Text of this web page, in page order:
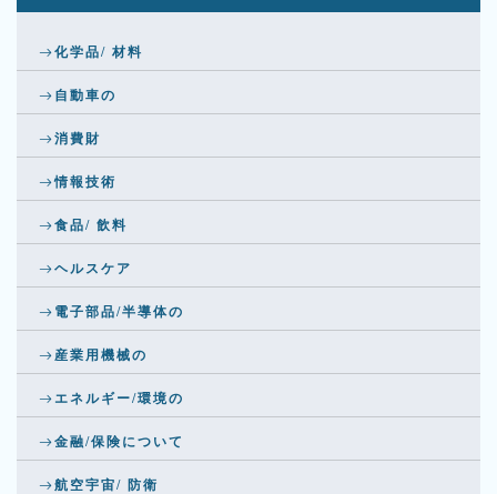
化学品/ 材料
自動車の
消費財
情報技術
食品/ 飲料
ヘルスケア
電子部品/半導体の
産業用機械の
エネルギー/環境の
金融/保険について
航空宇宙/ 防衛